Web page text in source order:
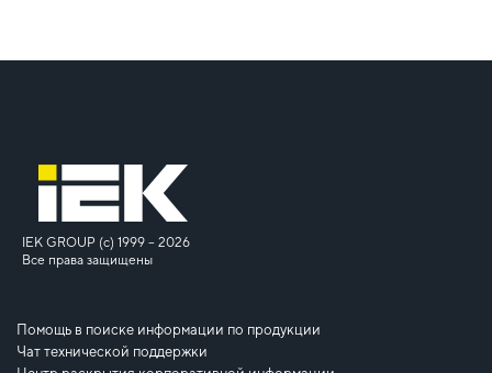
IEK GROUP (c) 1999 – 2026
Все права защищены
Помощь в поиске информации по продукции
Чат технической поддержки